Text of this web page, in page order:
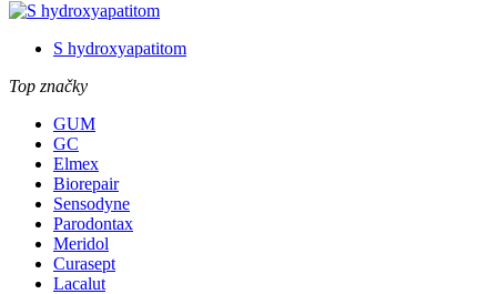
S hydroxyapatitom
Top značky
GUM
GC
Elmex
Biorepair
Sensodyne
Parodontax
Meridol
Curasept
Lacalut